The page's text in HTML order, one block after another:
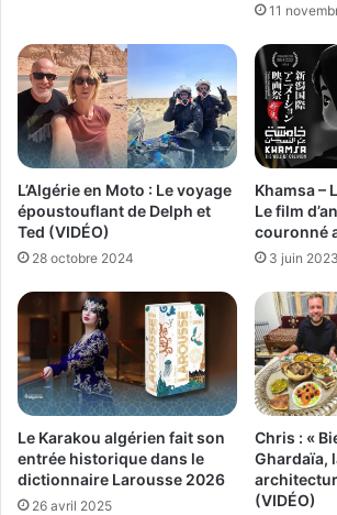
11
L’Algérie en Moto : Le voyage
époustouflant de Delph et
Ted (VIDÉO)
28 octobre 2024
Khamsa –
Le film
couronné
3 juin 2023
Le Karakou algérien fait son
entrée historique dans le
dictionnaire Larousse 2026
26 avril 2025
Chris : «
Ghardaïa,
(VIDÉO)